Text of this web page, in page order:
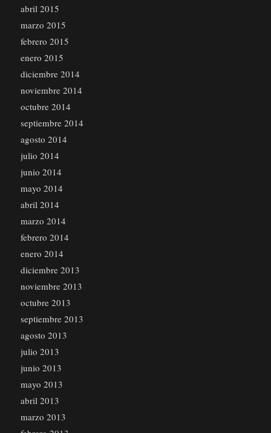
abril 2015
marzo 2015
febrero 2015
enero 2015
diciembre 2014
noviembre 2014
octubre 2014
septiembre 2014
agosto 2014
julio 2014
junio 2014
mayo 2014
abril 2014
marzo 2014
febrero 2014
enero 2014
diciembre 2013
noviembre 2013
octubre 2013
septiembre 2013
agosto 2013
julio 2013
junio 2013
mayo 2013
abril 2013
marzo 2013